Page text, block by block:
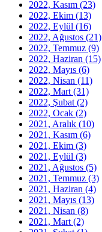
2022, Kasım (23)
2022, Ekim (13)
2022, Eylül (16)
2022, Ağustos (21)
2022, Temmuz (9)
2022, Haziran (15)
2022, Mayıs (6)
2022, Nisan (11)
2022, Mart (31)
2022, Şubat (2)
2022, Ocak (2)
2021, Aralık (10)
2021, Kasım (6)
2021, Ekim (3)
2021, Eylül (3)
2021, Ağustos (5)
2021, Temmuz (3)
2021, Haziran (4)
2021, Mayıs (13)
2021, Nisan (8)
2021, Mart (2)